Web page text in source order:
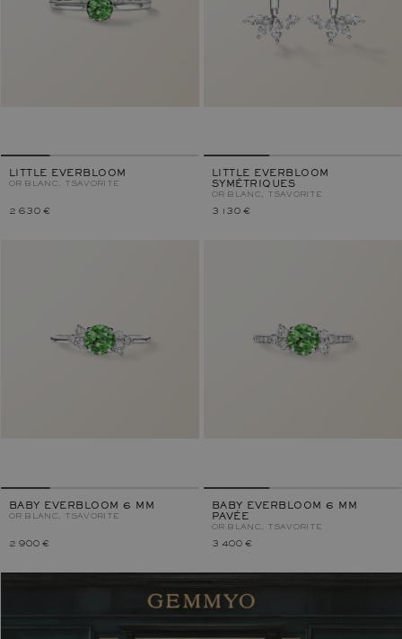
LITTLE EVERBLOOM
OR BLANC, TSAVORITE
2 630 €
LITTLE EVERBLOOM
SYMÉTRIQUES
OR BLANC, TSAVORITE
3 130 €
BABY EVERBLOOM 6 MM
OR BLANC, TSAVORITE
2 900 €
BABY EVERBLOOM 6 MM
PAVÉE
OR BLANC, TSAVORITE
3 400 €